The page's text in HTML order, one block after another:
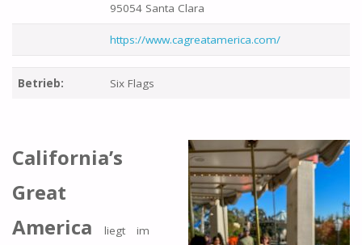
95054 Santa Clara
https://www.cagreatamerica.com/
Betrieb: Six Flags
California’s
Great
Americaliegt im